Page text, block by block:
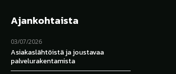
Ajankohtaista
03/07/2026
Asiakaslähtöistä ja joustavaa
palvelurakentamista